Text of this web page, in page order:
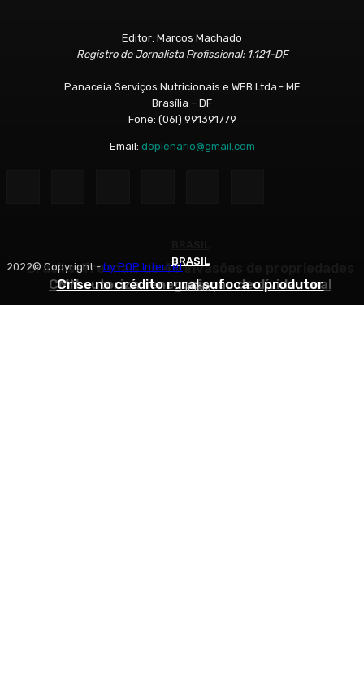
Brasil sofre mais de 40 invasões de propriedades
rurais
BRASIL
CMN autoriza renegociação de dívida rural
BRASIL
Crise no crédito rural sufoca o produtor
Editor: Marcos Machado
Registro de Jornalista Profissional: 1.121-DF
Panaceia Serviços Nutricionais e WEB Ltda.- ME
Brasília – DF
Fone: (06l) 991391779
Email: doplenario@gmail.com
2022© Copyright - by POP Internet
Início